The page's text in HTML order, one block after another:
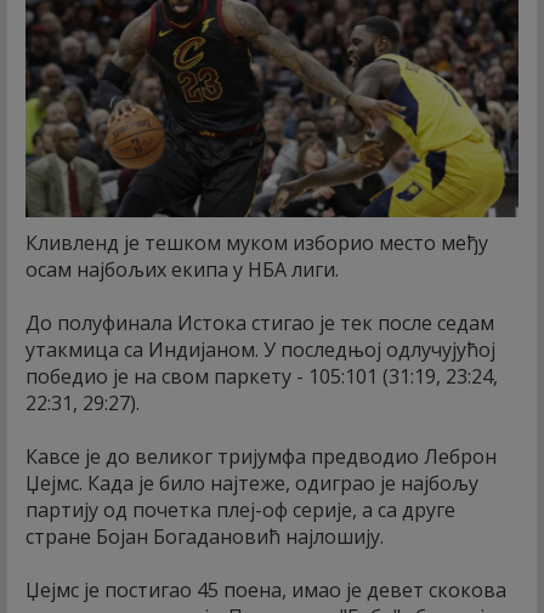
Кливленд је тешком муком изборио место међу
осам најбољих екипа у НБА лиги.
До полуфинала Истока стигао је тек после седам
утакмица са Индијаном. У последњој одлучујућој
победио је на свом паркету - 105:101 (31:19, 23:24,
22:31, 29:27).
Кавсе је до великог тријумфа предводио Леброн
Џејмс. Када је било најтеже, одиграо је најбољу
партију од почетка плеј-оф серије, а са друге
стране Бојан Богадановић најлошију.
Џејмс је постигао 45 поена, имао је девет скокова